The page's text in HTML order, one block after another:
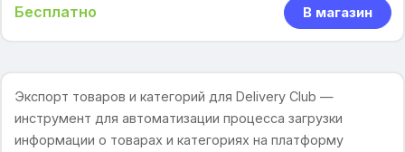
Бесплатно В магазин
Экспорт товаров и категорий для Delivery Club —
инструмент для автоматизации процесса загрузки
информации о товарах и категориях на платформу